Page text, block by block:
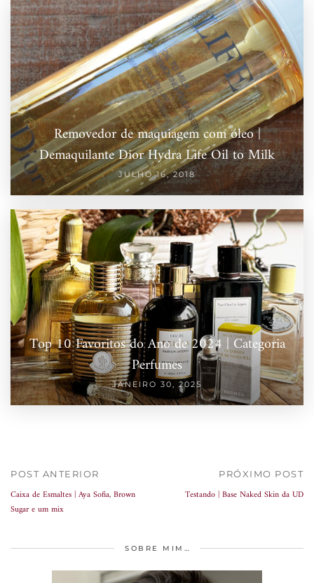
Removedor de maquiagem com óleo |
Demaquilante Dior Hydra Life Oil to Milk
JULHO 16, 2018
Top 10 Favoritos do Ano de 2024 | Categoria
Perfumes
JANEIRO 30, 2025
POST ANTERIOR
Caixa de Esmaltes | Aya Sofia, Brown
Sugar e um mix
PRÓXIMO POST
Testando | Base Naked Skin da UD
SOBRE MIM…